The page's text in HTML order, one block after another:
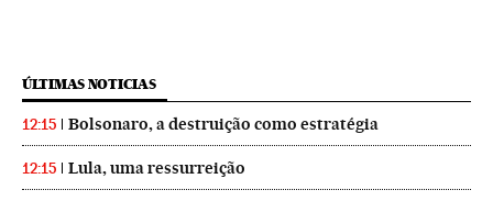
ÚLTIMAS NOTICIAS
12:15 Bolsonaro, a destruição como estratégia
12:15 Lula, uma ressurreição